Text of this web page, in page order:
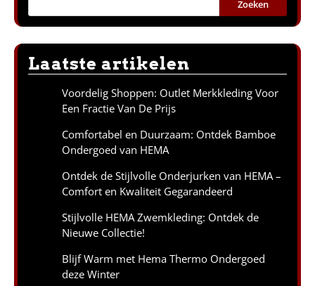
Zoeken
Laatste artikelen
Voordelig Shoppen: Outlet Merkkleding Voor
Een Fractie Van De Prijs
Comfortabel en Duurzaam: Ontdek Bamboe
Ondergoed van HEMA
Ontdek de Stijlvolle Onderjurken van HEMA –
Comfort en Kwaliteit Gegarandeerd
Stijlvolle HEMA Zwemkleding: Ontdek de
Nieuwe Collectie!
Blijf Warm met Hema Thermo Ondergoed
deze Winter